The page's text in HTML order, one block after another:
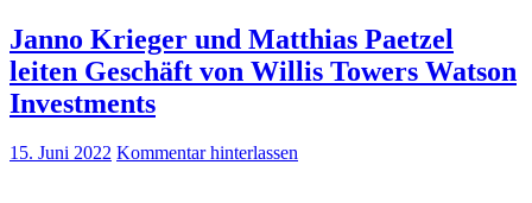
Janno Krieger und Matthias Paetzel
leiten Geschäft von Willis Towers Watson
Investments
15. Juni 2022 Kommentar hinterlassen